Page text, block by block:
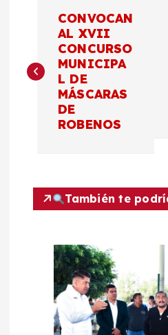
v
c
CONVOCAN
AL XVII
CONCURSO
MUNICIPA
L DE
MÁSCARAS
DE
ROBENOS
También te